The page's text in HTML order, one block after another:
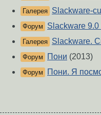
Галерея Slackware-
Форум Slackware
Галерея Slackware.
Форум Пони (2013)
Форум Пони. Я